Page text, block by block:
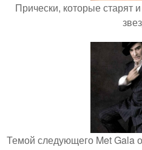
Прически, которые старят
Темой следующего Met Gala